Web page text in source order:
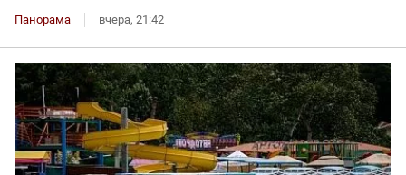
Панорама вчера, 21:42